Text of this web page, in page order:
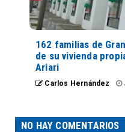
162 familias de
de su vivienda
Ariari
Carlos Hernández
NO HAY COMENTARIOS